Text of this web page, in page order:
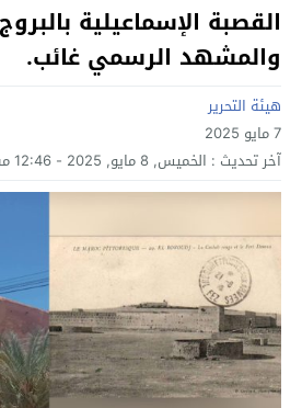
القصبة الإسماعيلية
والمشهد الرسمي غائب.
هيئة التحرير
7 مايو 2025
آخر تحديث : الخميس, 8 مايو, 2025 - 12:46 مساءً